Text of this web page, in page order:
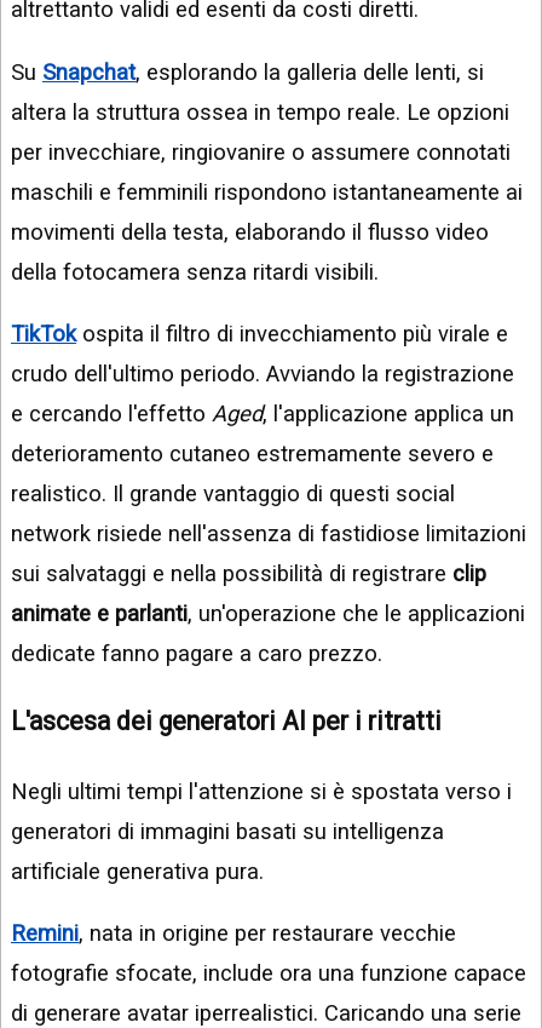
altrettanto validi ed esenti da costi diretti.
Su Snapchat, esplorando la galleria delle lenti, si
altera la struttura ossea in tempo reale. Le opzioni
per invecchiare, ringiovanire o assumere connotati
maschili e femminili rispondono istantaneamente ai
movimenti della testa, elaborando il flusso video
della fotocamera senza ritardi visibili.
TikTokospita il filtro di invecchiamento più virale e
crudo dell'ultimo periodo. Avviando la registrazione
e cercando l'effetto Aged, l'applicazione applica un
deterioramento cutaneo estremamente severo e
realistico. Il grande vantaggio di questi social
network risiede nell'assenza di fastidiose limitazioni
sui salvataggi e nella possibilità di registrare clip
animate e parlanti, un'operazione che le applicazioni
dedicate fanno pagare a caro prezzo.
L'ascesa dei generatori AI per i ritratti
Negli ultimi tempi l'attenzione si è spostata verso i
generatori di immagini basati su intelligenza
artificiale generativa pura.
Remini, nata in origine per restaurare vecchie
fotografie sfocate, include ora una funzione capace
di generare avatar iperrealistici. Caricando una serie